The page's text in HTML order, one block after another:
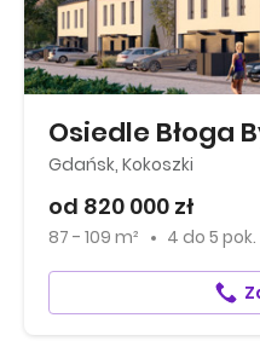
Osiedle Błoga
Gdańsk, Kokoszki
od 820 000 zł
87 - 109 m² 4 do 5 pok.